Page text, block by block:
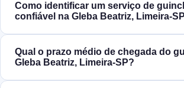
Como identificar um serviço de
confiável na Gleba Beatriz,
Qual o prazo médio de chegada do
Gleba Beatriz, Limeira‑SP?